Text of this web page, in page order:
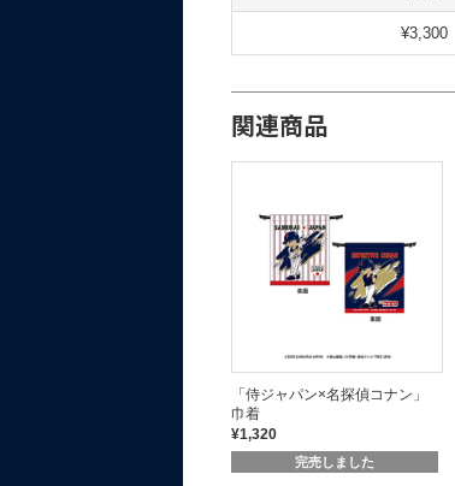
¥3,300
関連商品
「侍ジャパン×名探偵コナン」
巾着
¥1,320
完売しました